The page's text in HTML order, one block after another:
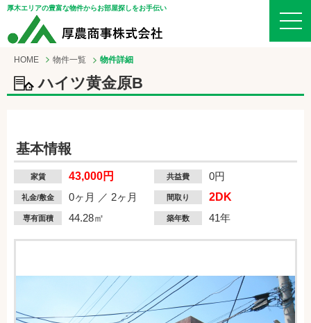
厚木エリアの豊富な物件からお部屋探しをお手伝い
HOME 物件一覧 物件詳細
ハイツ黄金原B
基本情報
家賃 43,000円 共益費 0円
礼金/敷金 0ヶ月 ／ 2ヶ月 間取り 2DK
専有面積 44.28㎡ 築年数 41年